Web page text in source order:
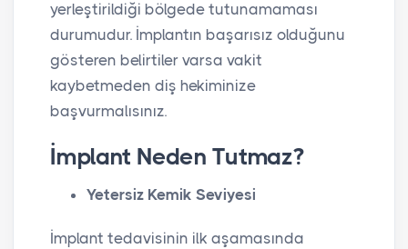
yerleştirildiği bölgede tutunamaması
durumudur. İmplantın başarısız olduğunu
gösteren belirtiler varsa vakit
kaybetmeden diş hekiminize
başvurmalısınız.
İmplant Neden Tutmaz?
Yetersiz Kemik Seviyesi
İmplant tedavisinin ilk aşamasında